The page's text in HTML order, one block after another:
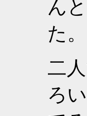
ん
た。
二
ろ